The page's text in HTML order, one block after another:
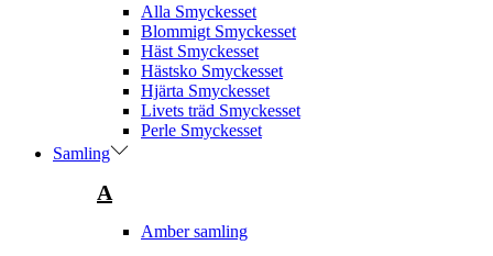
Alla Smyckesset
Blommigt Smyckesset
Häst Smyckesset
Hästsko Smyckesset
Hjärta Smyckesset
Livets träd Smyckesset
Perle Smyckesset
Samling
A
Amber samling